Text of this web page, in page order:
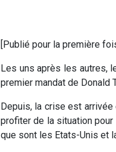
[Publié pour la première
Les uns après les autres,
premier mandat de Donald
Depuis, la crise est
profiter de la situation
que sont les Etats-Unis et